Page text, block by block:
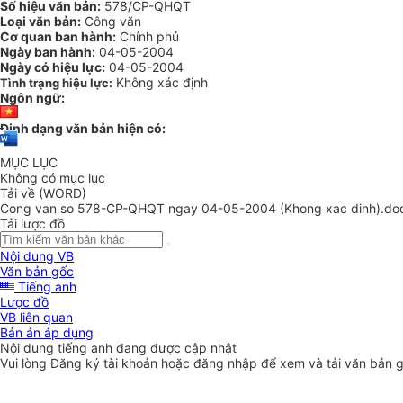
Số hiệu văn bản: 578/CP-QHQT
Loại văn bản: Công văn
Cơ quan ban hành: Chính phủ
Ngày ban hành: 04-05-2004
Ngày có hiệu lực: 04-05-2004
Tình trạng hiệu lực: Không xác định
Ngôn ngữ:
Định dạng văn bản hiện có:
MỤC LỤC
Không có mục lục
Tải về (WORD)
Cong van so 578-CP-QHQT ngay 04-05-2004 (Khong xac
Tải lược đồ
Nội dung VB
Văn bản gốc
Tiếng anh
Lược đồ
VB liên quan
Bản án áp dụng
Nội dung tiếng anh đang được cập nhật
Vui lòngĐăng ký tài khoản hoặc đăng nhập để xem và tải văn bản